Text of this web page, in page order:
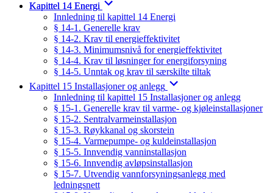
Kapittel 14 Energi
Innledning til kapittel 14 Energi
§ 14-1. Generelle krav
§ 14-2. Krav til energieffektivitet
§ 14-3. Minimumsnivå for energieffektivitet
§ 14-4. Krav til løsninger for energiforsyning
§ 14-5. Unntak og krav til særskilte tiltak
Kapittel 15 Installasjoner og anlegg
Innledning til kapittel 15 Installasjoner og anlegg
§ 15-1. Generelle krav til varme- og kjøleinstallasjoner
§ 15-2. Sentralvarmeinstallasjon
§ 15-3. Røykkanal og skorstein
§ 15-4. Varmepumpe- og kuldeinstallasjon
§ 15-5. Innvendig vanninstallasjon
§ 15-6. Innvendig avløpsinstallasjon
§ 15-7. Utvendig vannforsyningsanlegg med
ledningsnett